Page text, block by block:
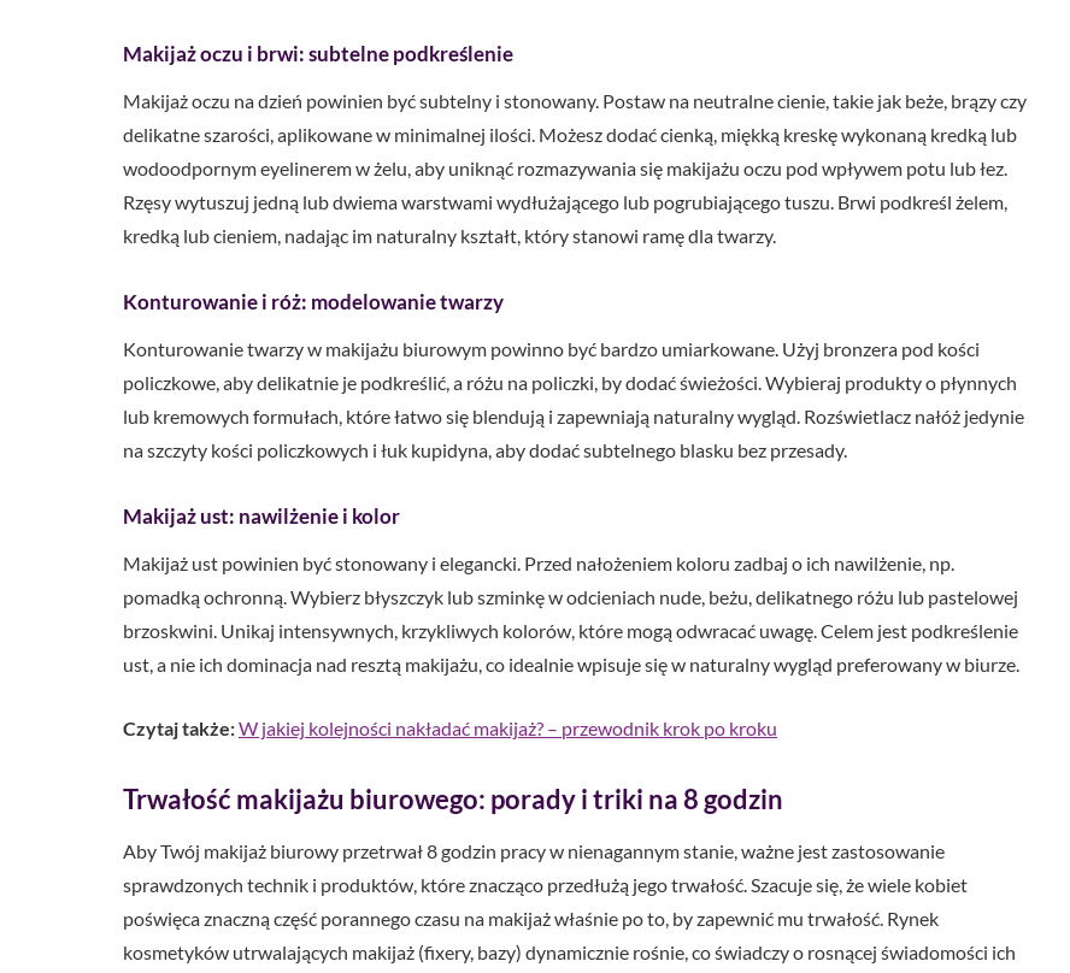
Makijaż oczu i brwi: subtelne podkreślenie
Makijaż oczu na dzień powinien być subtelny i stonowany. Postaw na neutralne cienie, takie jak beże, brązy czy
delikatne szarości, aplikowane w minimalnej ilości. Możesz dodać cienką, miękką kreskę wykonaną kredką lub
wodoodpornym eyelinerem w żelu, aby uniknąć rozmazywania się makijażu oczu pod wpływem potu lub łez.
Rzęsy wytuszuj jedną lub dwiema warstwami wydłużającego lub pogrubiającego tuszu. Brwi podkreśl żelem,
kredką lub cieniem, nadając im naturalny kształt, który stanowi ramę dla twarzy.
Konturowanie i róż: modelowanie twarzy
Konturowanie twarzy w makijażu biurowym powinno być bardzo umiarkowane. Użyj bronzera pod kości
policzkowe, aby delikatnie je podkreślić, a różu na policzki, by dodać świeżości. Wybieraj produkty o płynnych
lub kremowych formułach, które łatwo się blendują i zapewniają naturalny wygląd. Rozświetlacz nałóż jedynie
na szczyty kości policzkowych i łuk kupidyna, aby dodać subtelnego blasku bez przesady.
Makijaż ust: nawilżenie i kolor
Makijaż ust powinien być stonowany i elegancki. Przed nałożeniem koloru zadbaj o ich nawilżenie, np.
pomadką ochronną. Wybierz błyszczyk lub szminkę w odcieniach nude, beżu, delikatnego różu lub pastelowej
brzoskwini. Unikaj intensywnych, krzykliwych kolorów, które mogą odwracać uwagę. Celem jest podkreślenie
ust, a nie ich dominacja nad resztą makijażu, co idealnie wpisuje się w naturalny wygląd preferowany w biurze.
Czytaj także:W jakiej kolejności nakładać makijaż? – przewodnik krok po kroku
Trwałość makijażu biurowego: porady i triki na 8 godzin
Aby Twój makijaż biurowy przetrwał 8 godzin pracy w nienagannym stanie, ważne jest zastosowanie
sprawdzonych technik i produktów, które znacząco przedłużą jego trwałość. Szacuje się, że wiele kobiet
poświęca znaczną część porannego czasu na makijaż właśnie po to, by zapewnić mu trwałość. Rynek
kosmetyków utrwalających makijaż (fixery, bazy) dynamicznie rośnie, co świadczy o rosnącej świadomości ich